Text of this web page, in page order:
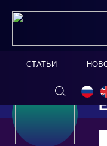
СТАТЬИ